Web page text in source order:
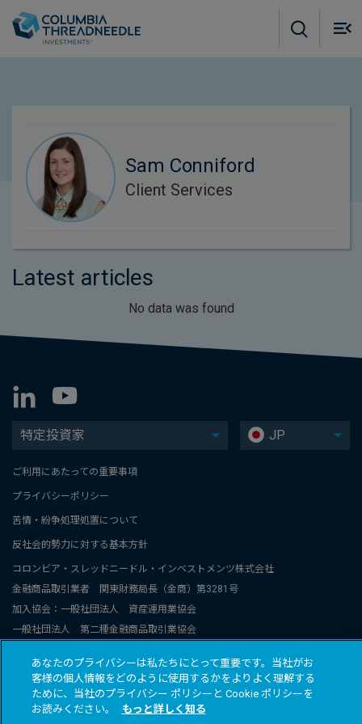
Sam Conniford
Client Services
Latest articles
No data was found
特定投資家 JP
ご利用にあたっての重要事項
プライバシーポリシー
苦情・紛争処理処置について
反社会的勢力に対する基本方針
コロンビア・スレッドニードル・インベストメンツ株式会社
金融商品取引業者 関東財務局長（金商）第3281号
加入協会：一般社団法人 資産運用業協会
一般社団法人 第二種金融商品取引業協会
スレッドニードル関連グループ会社のグローバルブランド名称です。
© 2026 COLUMBIA THREADNEEDLE INVESTMENTS JAPAN CO., Ltd.
All rights reserved.
あなたのプライバシーは私たちにとって重要です。当社がお
客様の個人情報をどのように使用するかをよりよく理解する
ために、当社のプライバシー ポリシーと Cookie ポリシーを
お読みください。
もっと詳しく知る